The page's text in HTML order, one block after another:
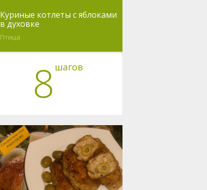
Куриные котлеты с яблоками
в духовке
Птица
8 шагов